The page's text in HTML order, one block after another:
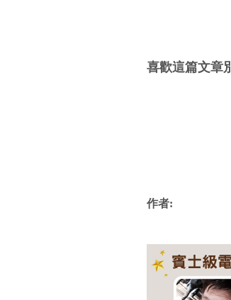
喜歡這篇文章
作者: